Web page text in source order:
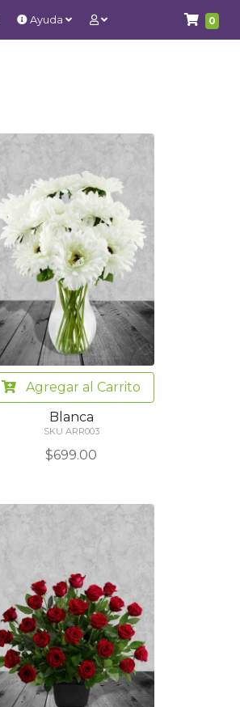
0
Ayuda
Agregaral Carrito
Blanca
SKU ARR003
$699.00